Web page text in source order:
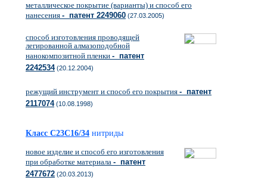
металлическое покрытие (варианты) и способ его
нанесения - патент 2249060 (27.03.2005)
способ изготовления проводящей
легированной алмазоподобной
нанокомпозитной пленки - патент
2242534(20.12.2004)
режущий инструмент и способ его покрытия - патент
2117074(10.08.1998)
Класс C23C16/34 нитриды
новое изделие и способ его изготовления
при обработке материала - патент
2477672 (20.03.2013)